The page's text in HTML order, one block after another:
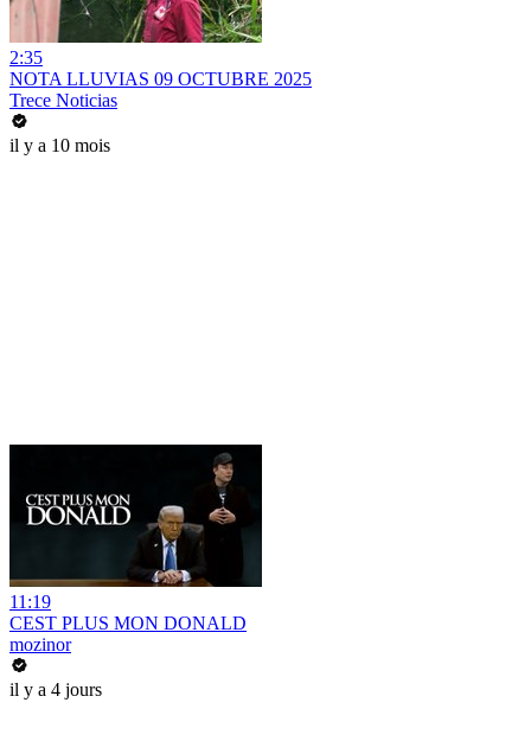
2:35
NOTA LLUVIAS 09 OCTUBRE 2025
Trece Noticias
il y a 10 mois
11:19
CEST PLUS MON DONALD
mozinor
il y a 4 jours